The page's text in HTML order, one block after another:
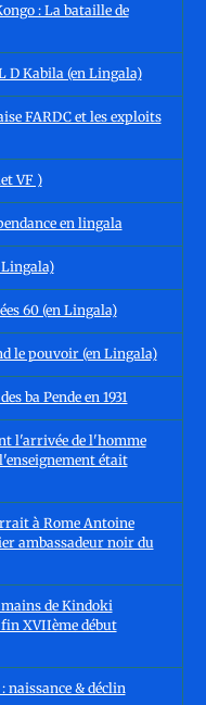
: La bataille de
D Kabila (en Lingala)
FARDC et les exploits
VF )
en lingala
Lingala)
60 (en Lingala)
le pouvoir (en Lingala)
ba Pende en 1931
l'arrivée de l'homme
était
à Rome Antoine
ambassadeur noir du
de Kindoki
XVIIème début
naissance & déclin